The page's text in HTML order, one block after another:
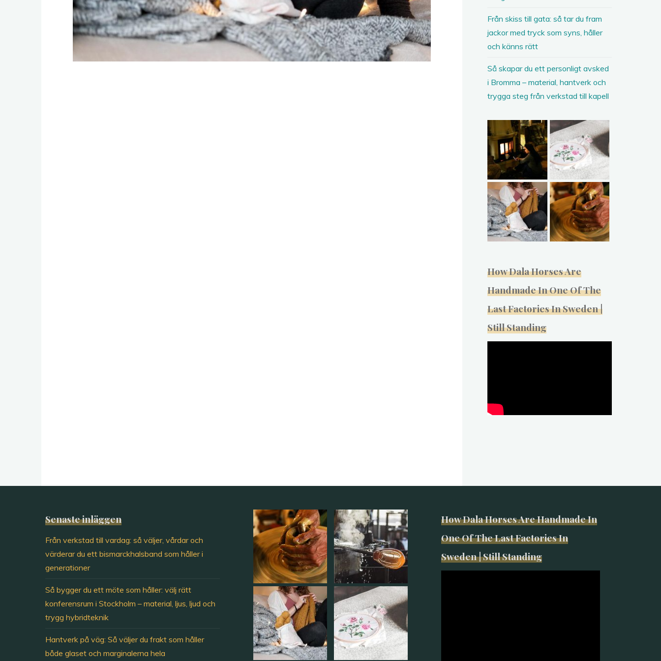
Från skiss till gata: så tar du fram
jackor med tryck som syns, håller
och känns rätt
Så skapar du ett personligt avsked
i Bromma – material, hantverk och
trygga steg från verkstad till kapell
How Dala Horses Are
Handmade In One Of The
Last Factories In Sweden |
Still Standing
Senaste inläggen
Från verkstad till vardag: så väljer, vårdar och
värderar du ett bismarckhalsband som håller i
generationer
Så bygger du ett möte som håller: välj rätt
konferensrum i Stockholm – material, ljus, ljud och
trygg hybridteknik
Hantverk på väg: Så väljer du frakt som håller
både glaset och marginalerna hela
How Dala Horses Are Handmade In
One Of The Last Factories In
Sweden | Still Standing